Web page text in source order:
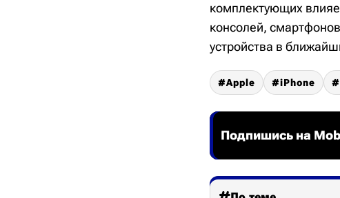
комплектующих
консолей,
устройства в
Apple iPhone
Подпишись на